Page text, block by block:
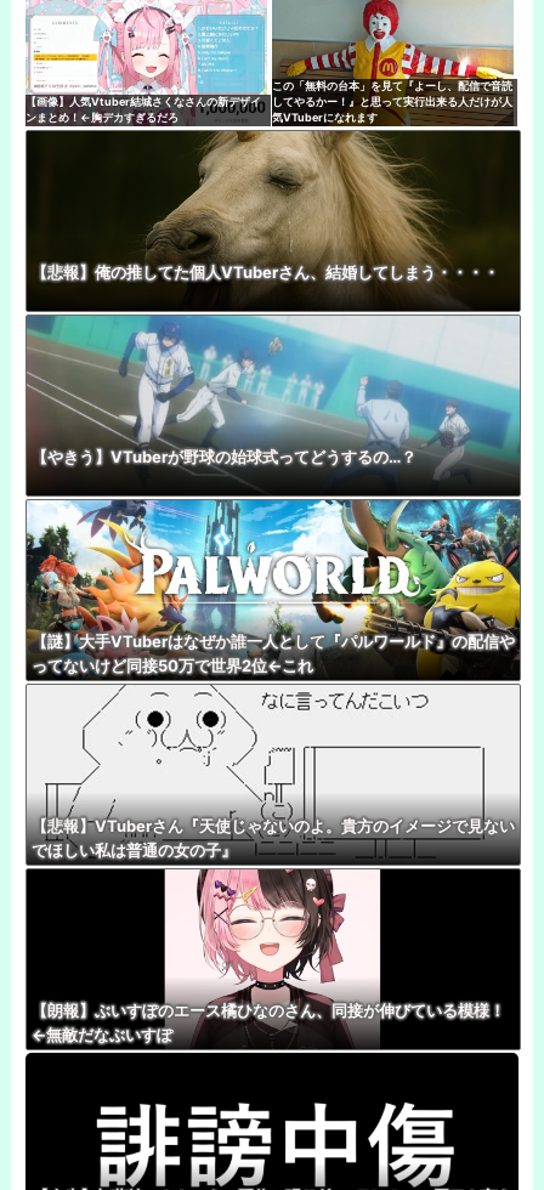
【画像】人気Vtuber結城さくなさんの新デザイ
ンまとめ！←胸デカすぎるだろ
この「無料の台本」を見て『よーし、配信で音読
してやるかー！』と思って実行出来る人だけが人
気VTuberになれます
【悲報】俺の推してた個人VTuberさん、結婚してしまう・・・・
【やきう】VTuberが野球の始球式ってどうするの…？
【謎】大手VTuberはなぜか誰一人として『パルワールド』の配信や
ってないけど同接50万で世界2位←これ
【悲報】VTuberさん『天使じゃないのよ。貴方のイメージで見ない
でほしい私は普通の女の子』
【朗報】ぶいすぽのエース橘ひなのさん、同接が伸びている模様！
←無敵だなぶいすぽ